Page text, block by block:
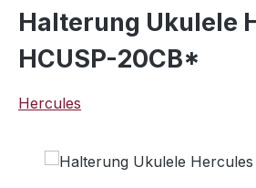
Halterung Ukulele
HCUSP-20CB*
Hercules